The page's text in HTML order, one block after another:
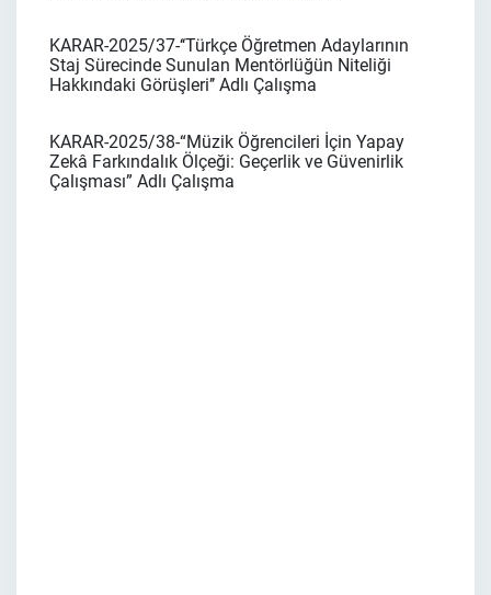
KARAR-2025/37-‘‘Türkçe Öğretmen Adaylarının
Staj Sürecinde Sunulan Mentörlüğün Niteliği
Hakkındaki Görüşleri’’ Adlı Çalışma
KARAR-2025/38-“Müzik Öğrencileri İçin Yapay
Zekâ Farkındalık Ölçeği: Geçerlik ve Güvenirlik
Çalışması” Adlı Çalışma